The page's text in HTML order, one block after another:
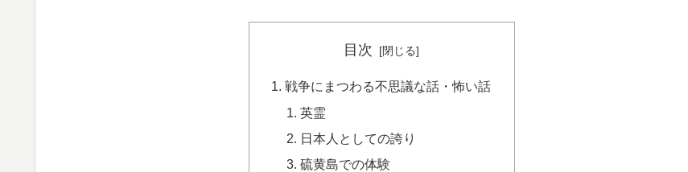
目次
戦争にまつわる不思議な話・怖い話
英霊
日本人としての誇り
硫黄島での体験